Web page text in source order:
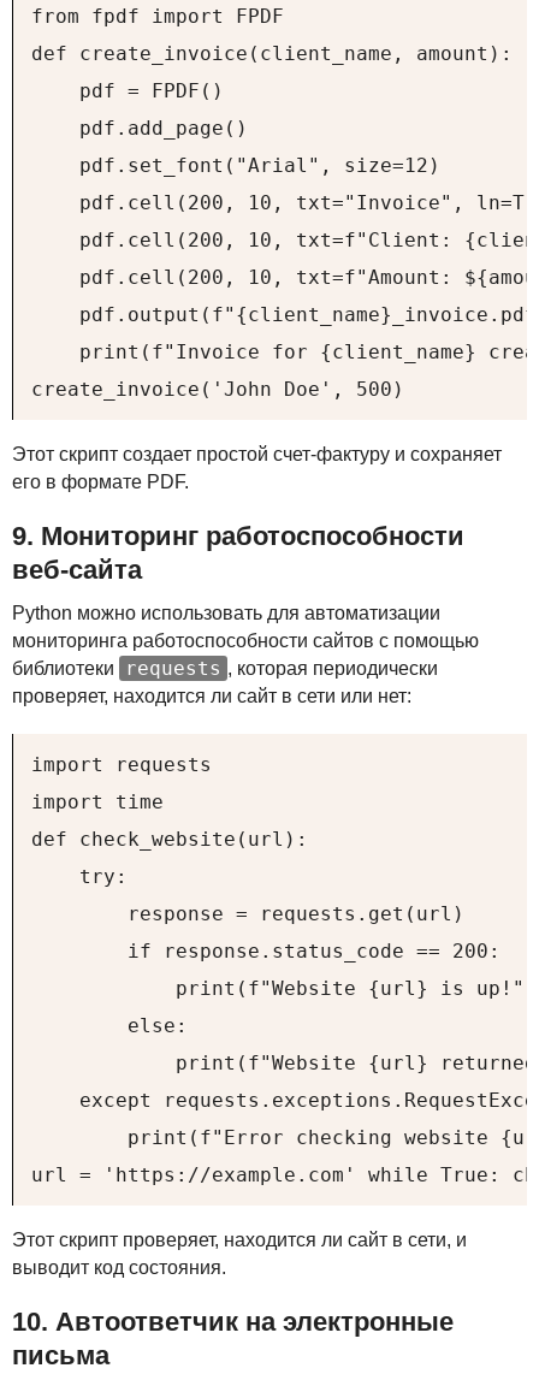
from fpdf import FPDF
def create_invoice(client_name, amount):
    pdf = FPDF()
    pdf.add_page()
    pdf.set_font("Arial", size=12)
pdf.cell(200, 10, txt="Invoice",
pdf.cell(200, 10, txt=f"Client:
pdf.cell(200, 10, txt=f"Amount:
print(f"Invoice for {client_name}
create_invoice('John Doe', 500)
Этот скрипт создает простой счет-фактуру и сохраняет
его в формате PDF.
9. Мониторинг работоспособности
веб-сайта
Python можно использовать для автоматизации
мониторинга работоспособности сайтов с помощью
библиотеки
requests , которая периодически
проверяет, находится ли сайт в сети или нет:
import requests
import time
def check_website(url):
    try:
        response = requests.get(url)
        if response.status_code == 200:
            print(f"Website {url} is up!")
        else:
print(f"Website {url}
except
print(f"Error checking website
url = 'https://example.com' while True:
Этот скрипт проверяет, находится ли сайт в сети, и
выводит код состояния.
10. Автоответчик на электронные
письма